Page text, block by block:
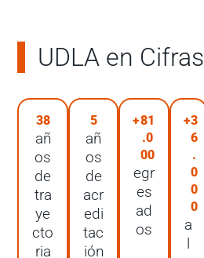
UDLA en Cifras
38
añ
os
de
tra
ye
cto
ria
5
añ
os
de
acr
edi
tac
ión
+81
.0
00
egr
es
ad
os
+3
6
.
0
0
0
a
l